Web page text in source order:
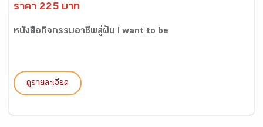
ราคา 225 บาท
หนังสือกิจกรรมอาชีพสู่ฝัน I want to be
ดูรายละเอียด